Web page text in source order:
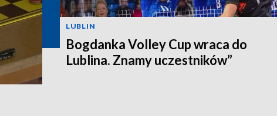
LUBLIN
Bogdanka Volley Cup wraca do
Lublina. Znamy uczestników”